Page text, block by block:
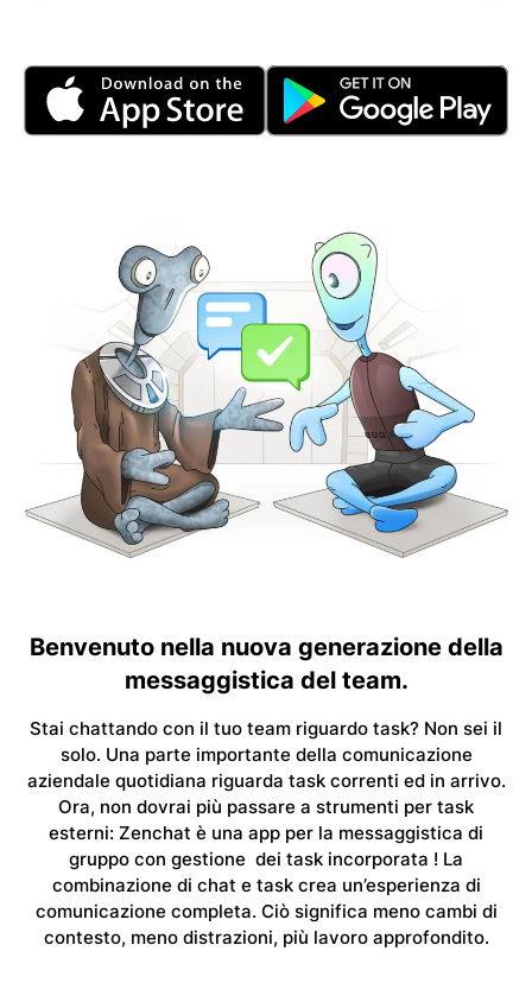
Benvenuto nella nuova generazione della
messaggistica del team.
Stai chattando con il tuo team riguardo task? Non sei il
solo. Una parte importante della comunicazione
aziendale quotidiana riguarda task correnti ed in arrivo.
Ora, non dovrai più passare a strumenti per task
esterni: Zenchat è una app per la messaggistica di
gruppo con gestione dei task incorporata ! La
combinazione di chat e task crea un’esperienza di
comunicazione completa. Ciò significa meno cambi di
contesto, meno distrazioni, più lavoro approfondito.